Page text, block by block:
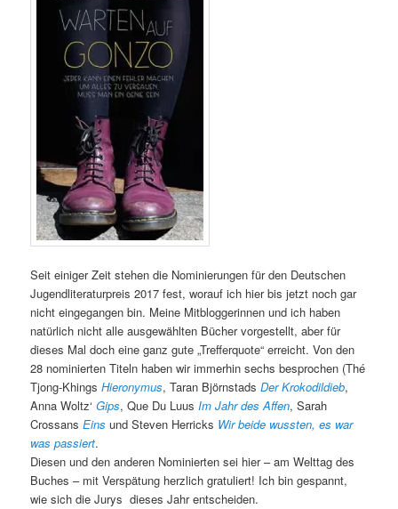
Seit einiger Zeit stehen die Nominierungen für den Deutschen
Jugendliteraturpreis 2017 fest, worauf ich hier bis jetzt noch gar
nicht eingegangen bin. Meine Mitbloggerinnen und ich haben
natürlich nicht alle ausgewählten Bücher vorgestellt, aber für
dieses Mal doch eine ganz gute „Trefferquote“ erreicht. Von den
28 nominierten Titeln haben wir immerhin sechs besprochen (Thé
Tjong-KhingsHieronymus, Taran BjörnstadsDer Krokodildieb,
Anna Woltz‘Gips, Que Du LuusIm Jahr des Affen, Sarah
CrossansEins und Steven Herricks Wir beide wussten, es war
was passiert.
Diesen und den anderen Nominierten sei hier – am Welttag des
Buches – mit Verspätung herzlich gratuliert! Ich bin gespannt,
wie sich die Jurys dieses Jahr entscheiden.